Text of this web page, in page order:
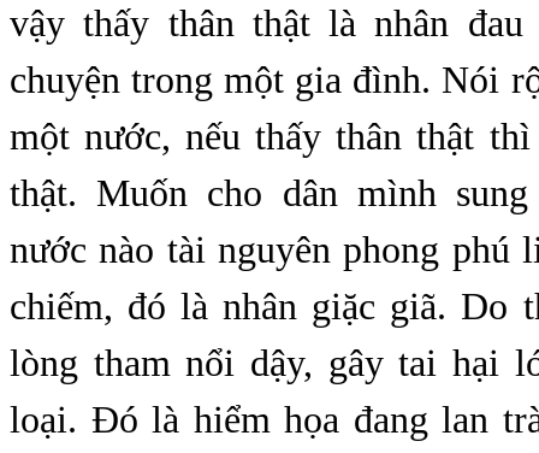
vậy thấy thân thật là nhân
chuyện trong một gia đình. Nói
một nước, nếu thấy thân thật
thật. Muốn cho dân mình
nước nào tài nguyên phong phú
chiếm, đó là nhân giặc giã. Do
lòng tham nổi dậy, gây tai hại
loại. Đó là hiểm họa đang lan